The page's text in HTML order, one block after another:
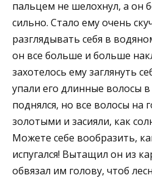
пальцем не шелохнул, а он
сильно. Стало ему очень
разглядывать себя в
он все больше и больше
захотелось ему заглянуть
упали его длинные волосы
поднялся, но все волосы на
золотыми и засияли, как
Можете себе вообразить,
испугался! Вытащил он из
обвязал им голову, чтоб